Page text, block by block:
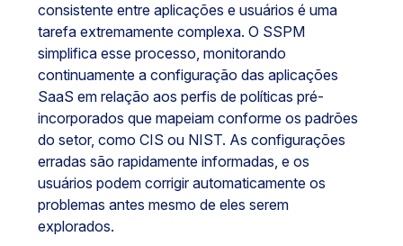
consistente entre aplicações e usuários é uma
tarefa extremamente complexa. O SSPM
simplifica esse processo, monitorando
continuamente a configuração das aplicações
SaaS em relação aos perfis de políticas pré-
incorporados que mapeiam conforme os padrões
do setor, como CIS ou NIST. As configurações
erradas são rapidamente informadas, e os
usuários podem corrigir automaticamente os
problemas antes mesmo de eles serem
explorados.